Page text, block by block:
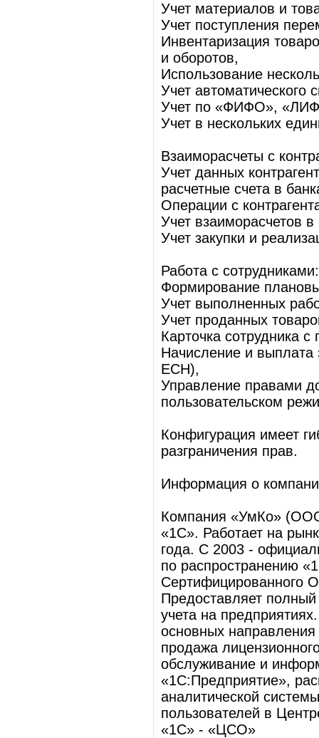
Учет материалов и
Учет поступления
Инвентаризация
и оборотов,
Использование
Учет автоматического
Учет по «ФИФО»,
Учет в нескольких
Взаиморасчеты с
Учет данных
расчетные счета в
Операции с
Учет взаиморасчетов
Учет закупки и
Работа с сотрудниками:
Формирование
Учет выполненных
Учет проданных
Карточка сотрудника
Начисление и
ЕСН),
Управление правами
пользовательском
Конфигурация имеет
разграничения прав.
Информация о
Компания «УмКо»
«1С». Работает на
года. С 2003 -
по распространению
Сертифицированного
Предоставляет полный
учета на
основных направления
продажа
обслуживание и
«1С:Предприятие»,
аналитической
пользователей в
«1С» - «ЦСО»